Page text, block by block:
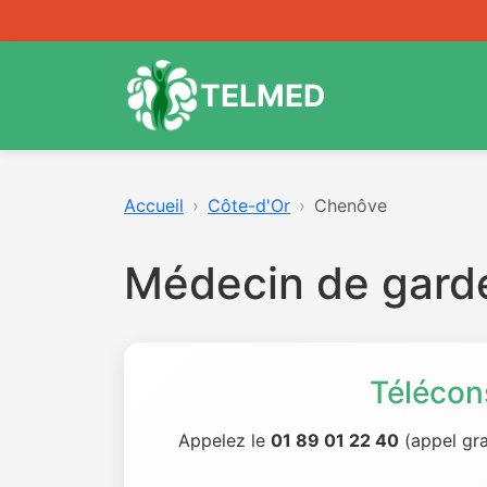
TELMED
Accueil Côte-d'Or Chenôve
Médecin de
Appelez le 01 89 01 22 40 (appel